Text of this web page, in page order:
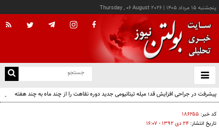
پنجشنبه ۱۵ مرداد ۱۴۰۵ |
Thursday , 06 August 2026
باز
و
پیشرفت در جراحی افزایش قد؛ میله تیتانیومی جدید دوره نقاهت را از چند ماه به چند هفته
کاهش می‌دهد
کد خبر: ۱۸۶۲۵۵
تاریخ انتشار: ۲۴ دی ۱۳۹۲ - ۱۶:۰۷